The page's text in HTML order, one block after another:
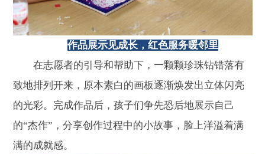
作品展示见成长，红色服务暖邻里
在志愿者的引导和帮助下，一颗颗珍珠钻错落有
致地排列开来，原本素白的画板逐渐焕发出立体闪亮
的光彩。完成作品后，孩子们争先恐后地展示自己
的“杰作”，分享创作过程中的小故事，脸上洋溢着满
满的成就感。